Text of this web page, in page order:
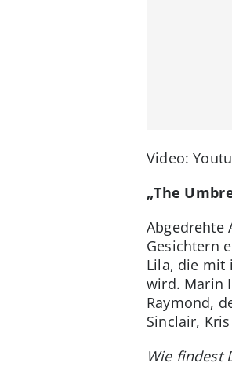
Video:
„The
Abgedrehte
Gesichtern
Lila, die mit
wird. Marin
Raymond,
Sinclair,
Wie findest